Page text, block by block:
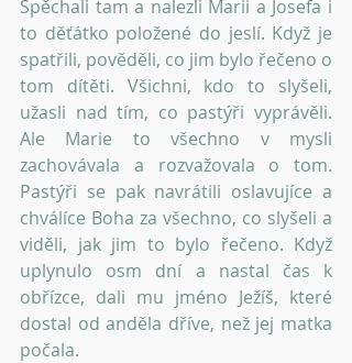
Spěchali tam a nalezli Marii a Josefa i
to děťátko položené do jeslí. Když je
spatřili, pověděli, co jim bylo řečeno o
tom dítěti. Všichni, kdo to slyšeli,
užasli nad tím, co pastýři vyprávěli.
Ale Marie to všechno v mysli
zachovávala a rozvažovala o tom.
Pastýři se pak navrátili oslavujíce a
chválíce Boha za všechno, co slyšeli a
viděli, jak jim to bylo řečeno. Když
uplynulo osm dní a nastal čas k
obřízce, dali mu jméno Ježíš, které
dostal od anděla dříve, než jej matka
počala.